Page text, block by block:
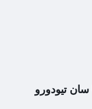
سان تيودورو